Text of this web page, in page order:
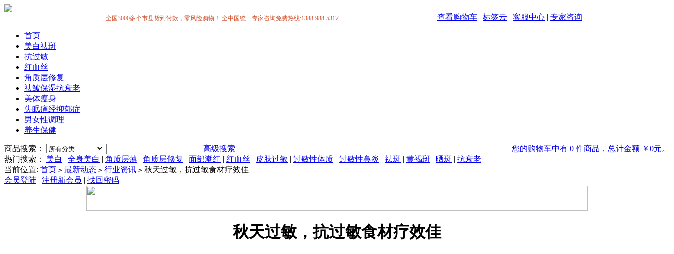
全国3000多个市县货到付款，零风险购物！ 全中国统一专家咨询免费热线:1388-988-5317 查看购物车 | 标签云 | 客服中心 | 专家咨询
首页
美白祛斑
抗过敏
红血丝
角质层修复
祛皱保湿抗衰老
美体瘦身
失眠痛经抑郁症
男女性调理
养生保健
商品搜索： 高级搜索
您的购物车中有 0 件商品，总计金额 ￥0元。
热门搜索：
美白 | 全身美白 | 角质层薄 | 角质层修复 | 面部潮红 | 红血丝 | 皮肤过敏 | 过敏性体质 | 过敏性鼻炎 | 祛斑 | 黄褐斑 | 晒斑 | 抗衰老 |
当前位置: 首页 > 最新动态 > 行业资讯 > 秋天过敏，抗过敏食材疗效佳
会员登陆 | 注册新会员 | 找回密码
秋天过敏，抗过敏食材疗效佳